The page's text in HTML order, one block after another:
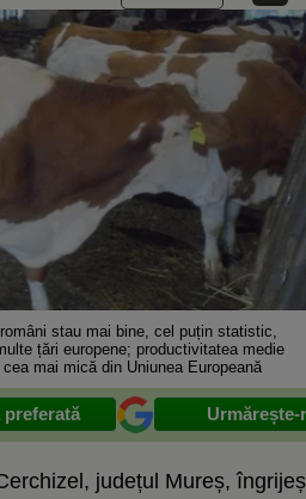
stau mai bine, cel puțin statistic,
țări europene; productivitatea medie
mai mică din Uniunea Europeană
preferată
județul Mureș,